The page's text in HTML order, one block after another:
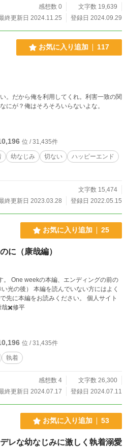
感想数 0
文字数 19,639
終更新日 2024.11.25
登録日 2024.09.29
お気に入り追加 117
。だから俺を利用してくれ。利害一致の関
にが？俺はそろそろいらないよな。
位 / 31,435件
幼なじみ 切ない
ハッピーエンド
文字数 15,474
終更新日 2023.03.28
登録日 2022.05.15
お気に入り追加 25
に（康哉編）
。 One weekの本編、エンディングの前の
光の後） 本編を読んでいない方にはよく
先に本編をお読みください。 個人サイト
哉✖️修平
位 / 31,435件
執着
感想数 4
文字数 26,300
終更新日 2024.07.17
登録日 2024.07.11
お気に入り追加 53
レな幼なじみに激しく執着溺愛